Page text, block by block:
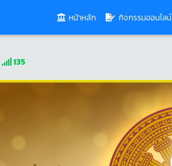
หน้าหลัก(current)กิจกรรมออนไลน์
135